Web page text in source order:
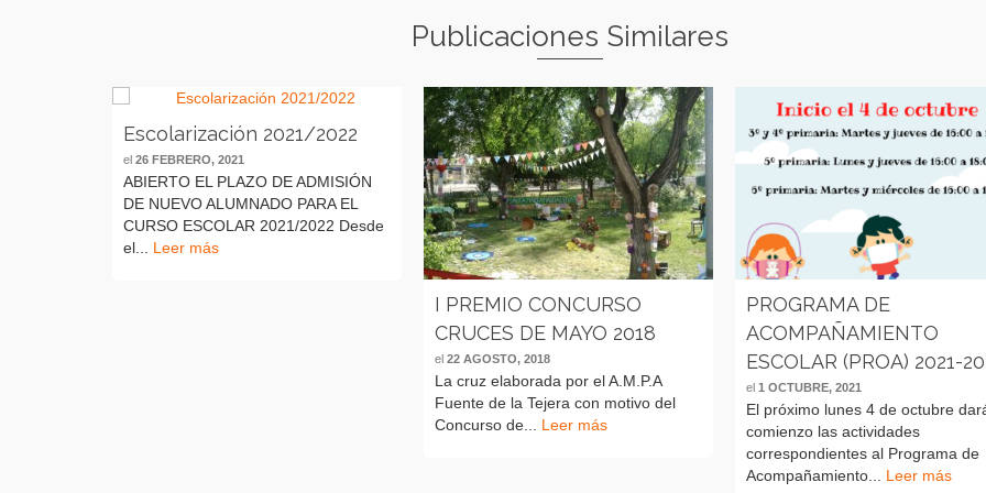
Publicaciones Similares
Escolarización 2021/2022
el 26 FEBRERO, 2021
ABIERTO EL PLAZO DE ADMISIÓN
DE NUEVO ALUMNADO PARA EL
CURSO ESCOLAR 2021/2022 Desde
el... Leer más
I PREMIO CONCURSO
CRUCES DE MAYO 2018
el22 AGOSTO, 2018
La cruz elaborada por el A.M.P.A
Fuente de la Tejera con motivo del
Concurso de... Leer más
PROGRAMA DE
ACOMPAÑAMIENTO
ESCOLAR (PROA) 2021-
el1 OCTUBRE, 2021
El próximo lunes 4 de octubre
comienzo las actividades
correspondientes al Programa de
Acompañamiento... Leer más